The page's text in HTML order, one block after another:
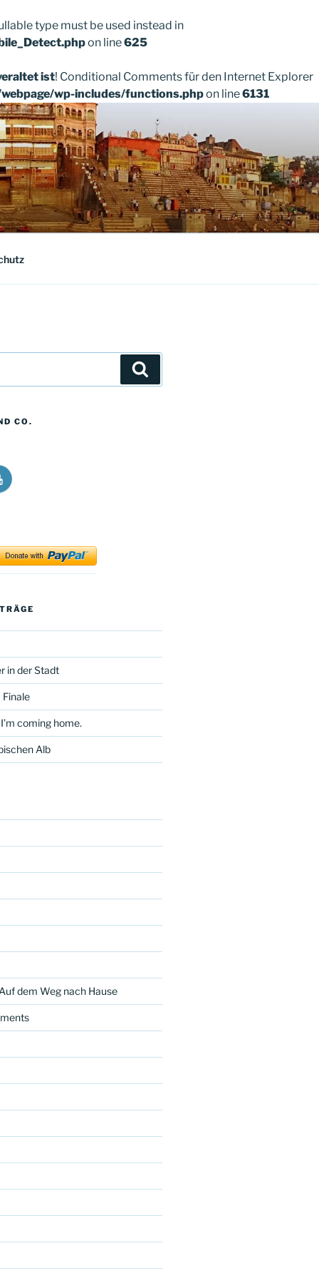
type must be used instead in
on line625
ist! Conditional Comments für den Internet Explorer
wp-includes/functions.phpon line6131
CO.
in der Stadt
coming home.
Alb
dem Weg nach Hause